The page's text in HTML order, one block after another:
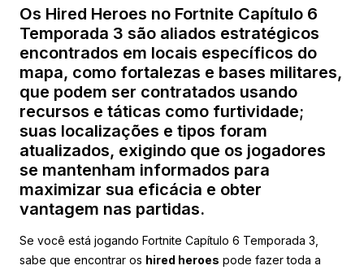
Os Hired Heroes no Fortnite Capítulo 6
Temporada 3 são aliados estratégicos
encontrados em locais específicos do
mapa, como fortalezas e bases militares,
que podem ser contratados usando
recursos e táticas como furtividade;
suas localizações e tipos foram
atualizados, exigindo que os jogadores
se mantenham informados para
maximizar sua eficácia e obter
vantagem nas partidas.
Se você está jogando Fortnite Capítulo 6 Temporada 3,
sabe que encontrar os hired heroes pode fazer toda a